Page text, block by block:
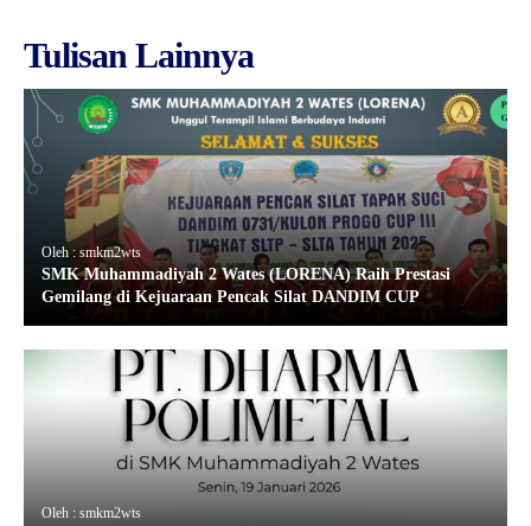
Tulisan Lainnya
Oleh : smkm2wts
SMK Muhammadiyah 2 Wates (LORENA) Raih Prestasi
Gemilang di Kejuaraan Pencak Silat DANDIM CUP
Oleh : smkm2wts